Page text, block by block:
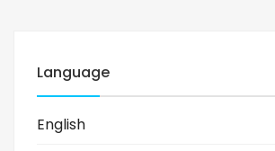
Language
English